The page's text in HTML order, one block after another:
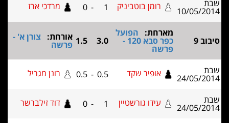
10/ רומן בוטביניק 1
- מרדכי ארז
מארחת:הפועל
כפר סבא 120 - 3.0
1.5 אורחת:צורן א' -
פרשה
24/ אופיר שקד 0.5
0.5 רונן מגריל
24/ עידו גורשטיין 1
- דוד זילברשר